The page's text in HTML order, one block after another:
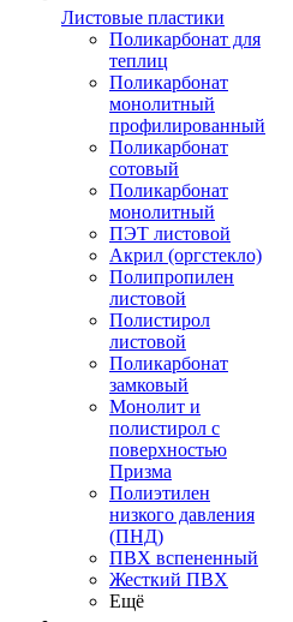
Листовые пластики
Поликарбонат для
теплиц
Поликарбонат
монолитный
профилированный
Поликарбонат
сотовый
Поликарбонат
монолитный
ПЭТ листовой
Акрил (оргстекло)
Полипропилен
листовой
Полистирол
листовой
Поликарбонат
замковый
Монолит и
полистирол с
поверхностью
Призма
Полиэтилен
низкого давления
(ПНД)
ПВХ вспененный
Жесткий ПВХ
Ещё